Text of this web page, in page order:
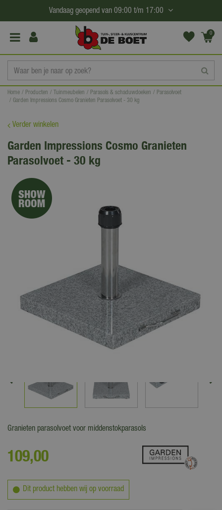
a
Home Producten Tuinmeubelen Parasols & schaduwdoeken
Parasolvoet
Garden Impressions Cosmo Granieten Parasolvoet - 30 kg
Vandaag geopend van 09:00 t/m 17:00
0
(€0,
Verder winkelen
Garden Impressions Cosmo Granieten
Parasolvoet - 30 kg
Granieten parasolvoet voor middenstokparasols
109,00
Dit product hebben wij op voorraad